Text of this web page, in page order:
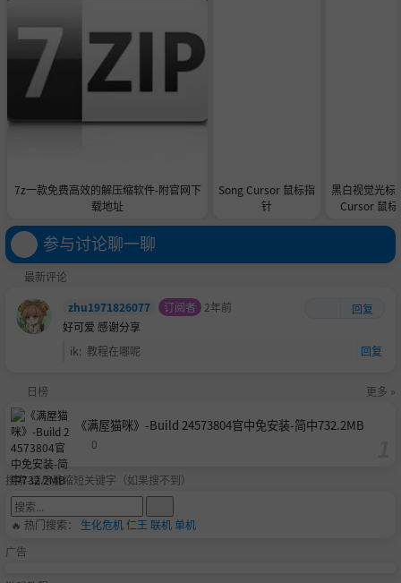
7z一款免费高效的解压缩软件-附官网下
载地址
Song Cursor 鼠标指
针
黑白视觉光标
Cursor 鼠标
参与讨论聊一聊
最新评论
zhu1971826077
订阅者 2年前
回复
好可爱 感谢分享
ik: 教程在哪呢 回复
日榜 更多 »
《满屋猫咪》-Build 24573804官中免安装-简中732.2MB
0
搜索-请尽量缩短关键字（如果搜不到）
🔥 热门搜索： 生化危机仁王 联机单机
广告